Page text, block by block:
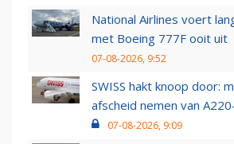
National Airlines voert
met Boeing 777F ooit uit
07-08-2026, 9:52
SWISS hakt knoop door:
afscheid nemen van
07-08-2026, 9:09